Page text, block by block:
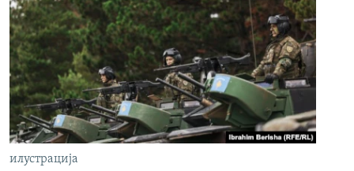
илустрација